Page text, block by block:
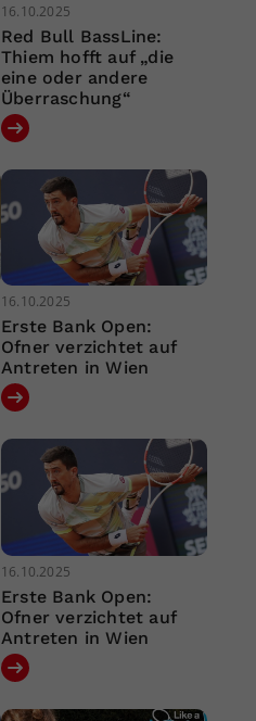
16.10.2025
Red Bull BassLine:
Thiem hofft auf „die
eine oder andere
Überraschung“
16.10.2025
Erste Bank Open:
Ofner verzichtet auf
Antreten in Wien
16.10.2025
Erste Bank Open:
Ofner verzichtet auf
Antreten in Wien